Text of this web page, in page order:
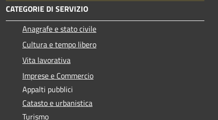
CATEGORIE DI SERVIZIO
Anagrafe e stato civile
Cultura e tempo libero
Vita lavorativa
Imprese e Commercio
Appalti pubblici
Catasto e urbanistica
Turismo